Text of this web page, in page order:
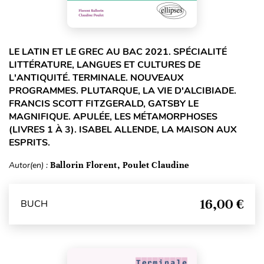
LE LATIN ET LE GREC AU BAC 2021. SPÉCIALITÉ
LITTÉRATURE, LANGUES ET CULTURES DE
L'ANTIQUITÉ. TERMINALE. NOUVEAUX
PROGRAMMES. PLUTARQUE, LA VIE D'ALCIBIADE.
FRANCIS SCOTT FITZGERALD, GATSBY LE
MAGNIFIQUE. APULÉE, LES MÉTAMORPHOSES
(LIVRES 1 À 3). ISABEL ALLENDE, LA MAISON AUX
ESPRITS.
Autor(en) : Ballorin Florent, Poulet Claudine
BUCH 16,00 €